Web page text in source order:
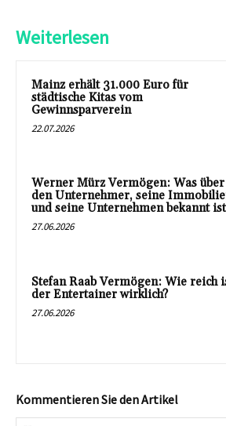
Weiterlesen
Mainz erhält 31.000 Euro für
städtische Kitas vom
Gewinnsparverein
22.07.2026
Werner Mürz Vermögen: Was über
den Unternehmer, seine
und seine Unternehmen bekannt ist
27.06.2026
Stefan Raab Vermögen: Wie reich
der Entertainer wirklich?
27.06.2026
Kommentieren Sie den Artikel